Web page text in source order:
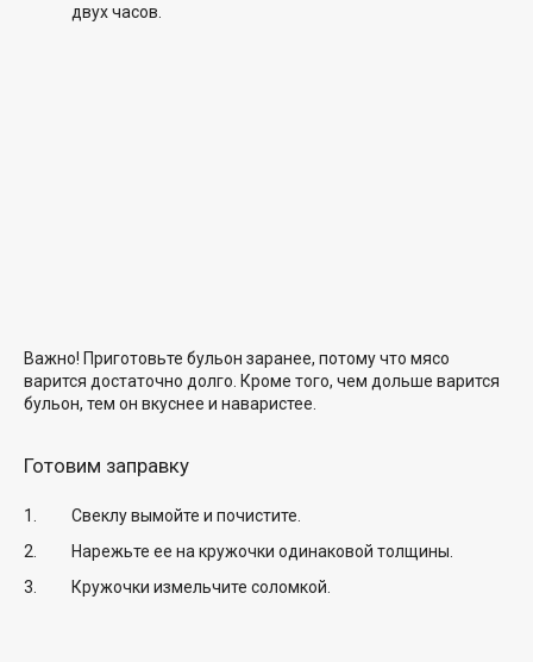
двух часов.
Важно! Приготовьте бульон заранее, потому что мясо
варится достаточно долго. Кроме того, чем дольше варится
бульон, тем он вкуснее и наваристее.
Готовим заправку
Свеклу вымойте и почистите.
Нарежьте ее на кружочки одинаковой толщины.
Кружочки измельчите соломкой.